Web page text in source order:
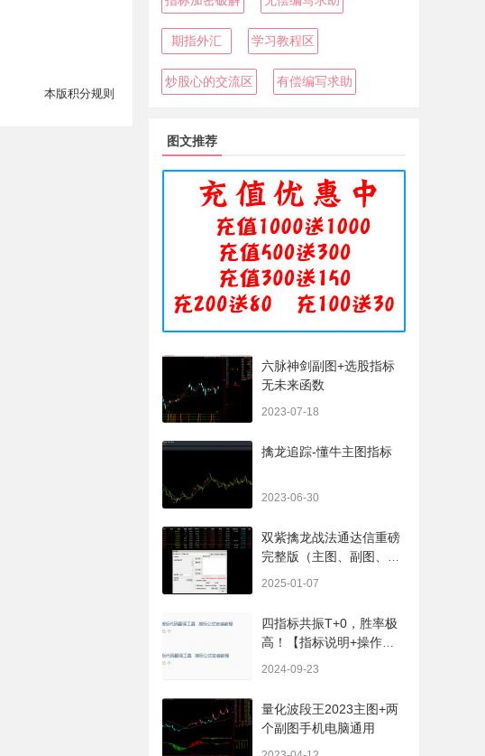
本版积分规则
期指外汇 学习教程区
炒股心的交流区 有偿编写求助
图文推荐
六脉神剑副图+选股指标
无未来函数
2023-07-18
擒龙追踪-懂牛主图指标
2023-06-30
双紫擒龙战法通达信重磅
完整版（主图、副图、排
2025-01-07
四指标共振T+0，胜率极
高！【指标说明+操作方
2024-09-23
量化波段王2023主图+两
个副图手机电脑通用